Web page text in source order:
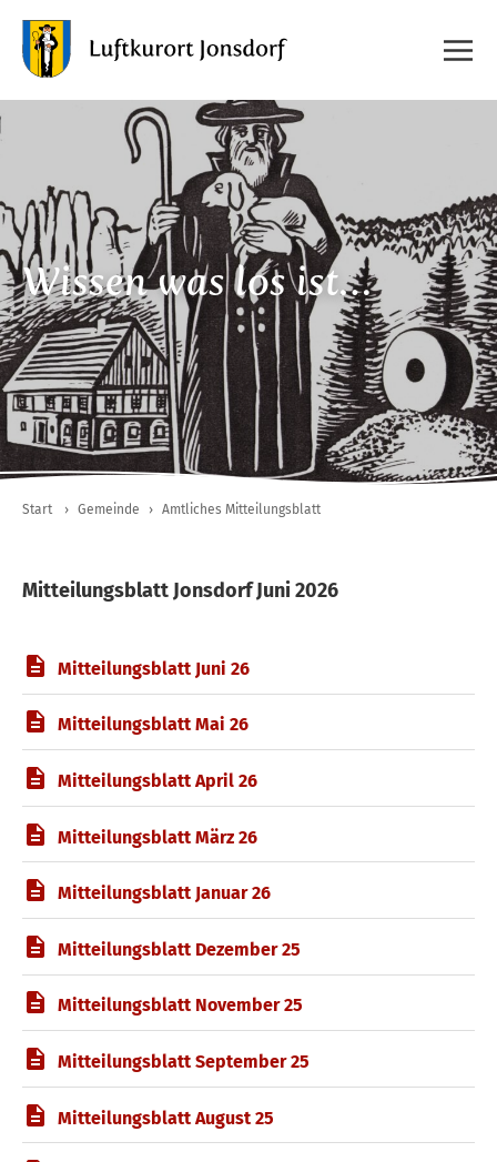
Wissen was los ist…
Start › Gemeinde › Amtliches Mitteilungsblatt
Mitteilungsblatt Jonsdorf Juni 2026
Mitteilungsblatt Juni 26
Mitteilungsblatt Mai 26
Mitteilungsblatt April 26
Mitteilungsblatt März 26
Mitteilungsblatt Januar 26
Mitteilungsblatt Dezember 25
Mitteilungsblatt November 25
Mitteilungsblatt September 25
Mitteilungsblatt August 25